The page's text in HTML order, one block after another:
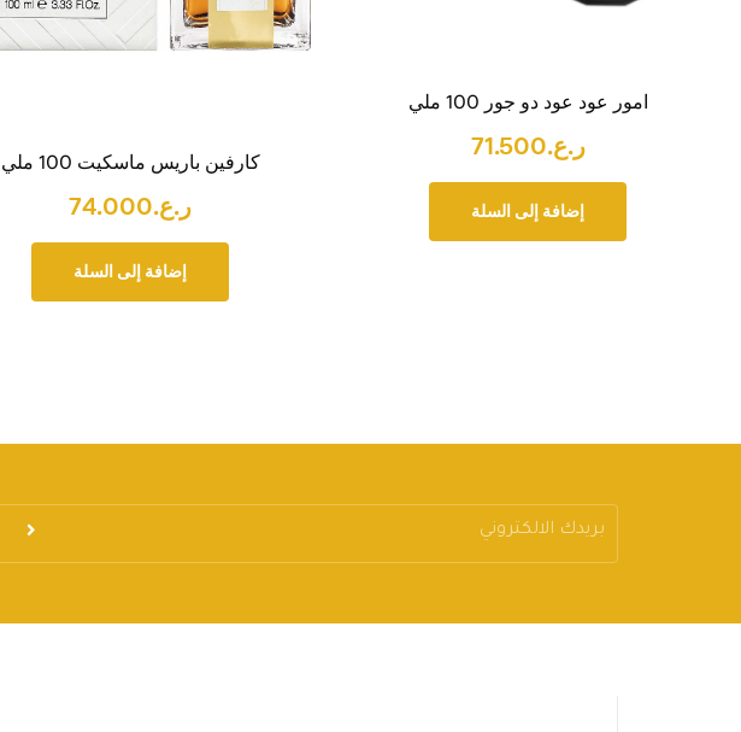
امور عود عود دو جور 100 ملي
ر.ع.71.500
إضافة إلى السلة
كارفين باريس ماسكيت 100 ملي
ر.ع.74.000
إضافة إلى السلة